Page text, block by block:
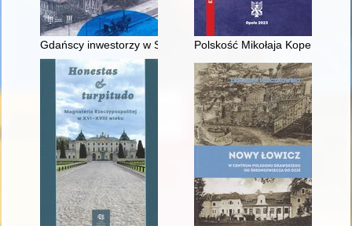
Gdańscy inwestorzy w Sopocie : prestiż finansowy i
Polskość Mikołaja Kopernika z